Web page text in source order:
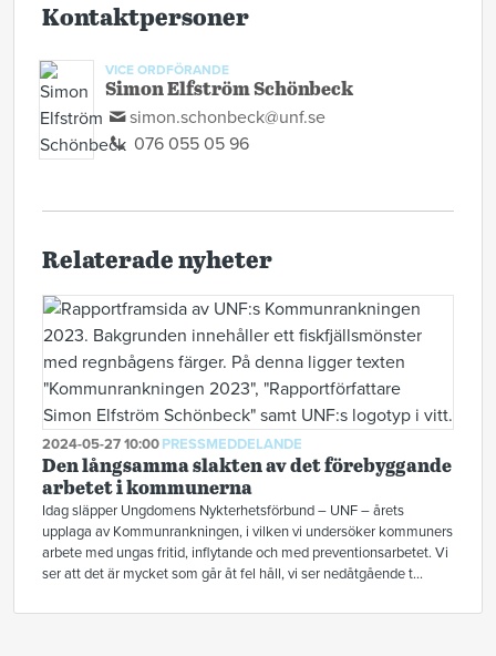
Kontaktpersoner
VICE ORDFÖRANDE
Simon Elfström Schönbeck
simon.schonbeck@unf.se
076 055 05 96
Relaterade nyheter
2024-05-27 10:00PRESSMEDDELANDE
Den långsamma slakten av det förebyggande
arbetet i kommunerna
Idag släpper Ungdomens Nykterhetsförbund – UNF – årets
upplaga av Kommunrankningen, i vilken vi undersöker kommuners
arbete med ungas fritid, inflytande och med preventionsarbetet. Vi
ser att det är mycket som går åt fel håll, vi ser nedåtgående t...